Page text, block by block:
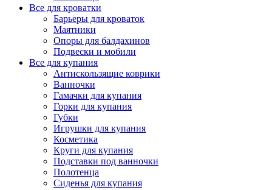
Все для кроватки
Барьеры для кроваток
Маятники
Опоры для балдахинов
Подвески и мобили
Все для купания
Антискользящие коврики
Ванночки
Гамачки для купания
Горки для купания
Губки
Игрушки для купания
Косметика
Круги для купания
Подставки под ванночки
Полотенца
Сиденья для купания